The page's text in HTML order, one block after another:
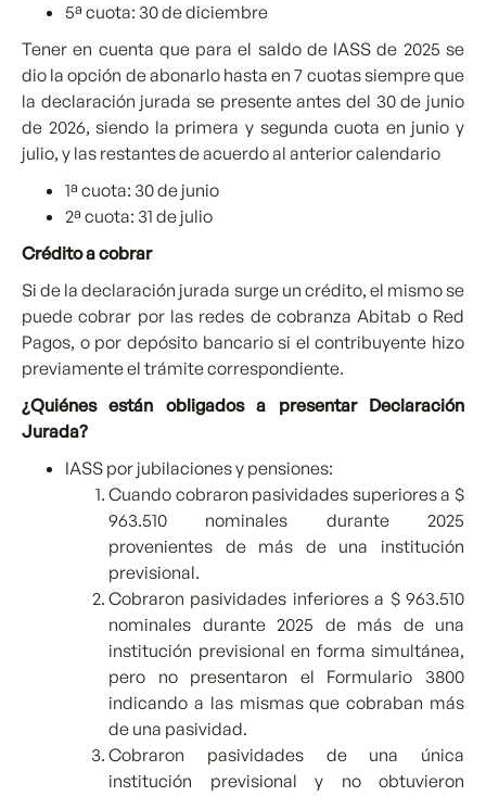
5ª cuota: 30 de diciembre
Tener en cuenta que para el saldo de IASS de 2025 se
dio la opción de abonarlo hasta en 7 cuotas siempre que
la declaración jurada se presente antes del 30 de junio
de 2026, siendo la primera y segunda cuota en junio y
julio, y las restantes de acuerdo al anterior calendario
1ª cuota: 30 de junio
2ª cuota: 31 de julio
Crédito a cobrar
Si de la declaración jurada surge un crédito, el mismo se
puede cobrar por las redes de cobranza Abitab o Red
Pagos, o por depósito bancario si el contribuyente hizo
previamente el trámite correspondiente.
¿Quiénes están obligados a presentar Declaración
Jurada?
IASS por jubilaciones y pensiones:
Cuando cobraron pasividades superiores a $
963.510 nominales durante 2025
provenientes de más de una institución
previsional.
Cobraron pasividades inferiores a $ 963.510
nominales durante 2025 de más de una
institución previsional en forma simultánea,
pero no presentaron el Formulario 3800
indicando a las mismas que cobraban más
de una pasividad.
Cobraron pasividades de una única
institución previsional y no obtuvieron